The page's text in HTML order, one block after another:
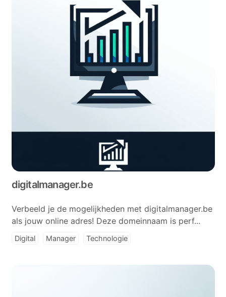
digitalmanager.be
Verbeeld je de mogelijkheden met digitalmanager.be
als jouw online adres! Deze domeinnaam is perf...
Digital Manager Technologie